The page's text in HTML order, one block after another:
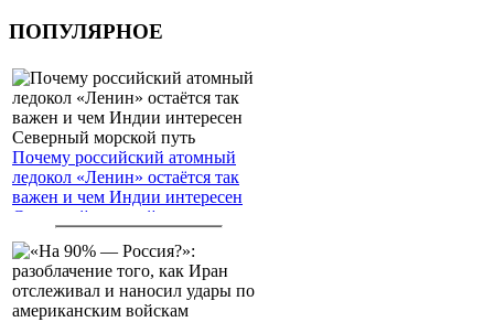
ПОПУЛЯРНОЕ
Почему российский атомный
ледокол «Ленин» остаётся так
важен и чем Индии интересен
Северный морской путь